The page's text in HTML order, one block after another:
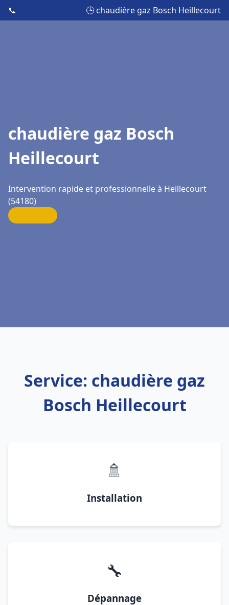
📞 🕒 chaudière gaz Bosch Heillecourt
chaudière gaz Bosch
Heillecourt
Intervention rapide et professionnelle à Heillecourt
(54180)
Service: chaudière gaz
Bosch Heillecourt
🚿
Installation
🔧
Dépannage